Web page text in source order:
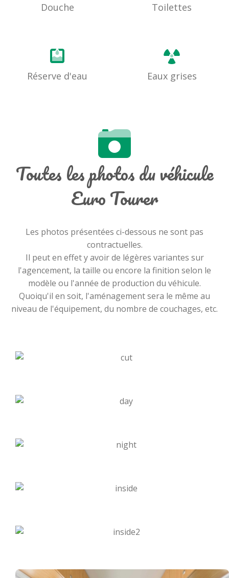
Douche Toilettes
Réserve d'eau Eaux grises
Toutes les photos du véhicule
Euro Tourer
Les photos présentées ci-dessous ne sont pas
contractuelles.
Il peut en effet y avoir de légères variantes sur
l'agencement, la taille ou encore la finition selon le
modèle ou l'année de production du véhicule.
Quoiqu'il en soit, l'aménagement sera le même au
niveau de l'équipement, du nombre de couchages, etc.